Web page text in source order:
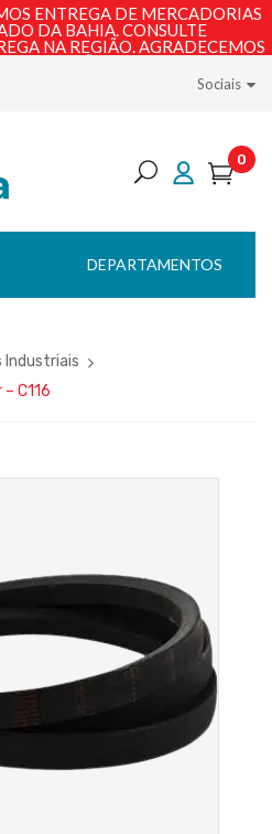
ENTREGA DE MERCADORIAS
DA BAHIA. CONSULTE
NA REGIÃO. AGRADECEMOS
Sociais
0
DEPARTAMENTOS
Industriais
C116